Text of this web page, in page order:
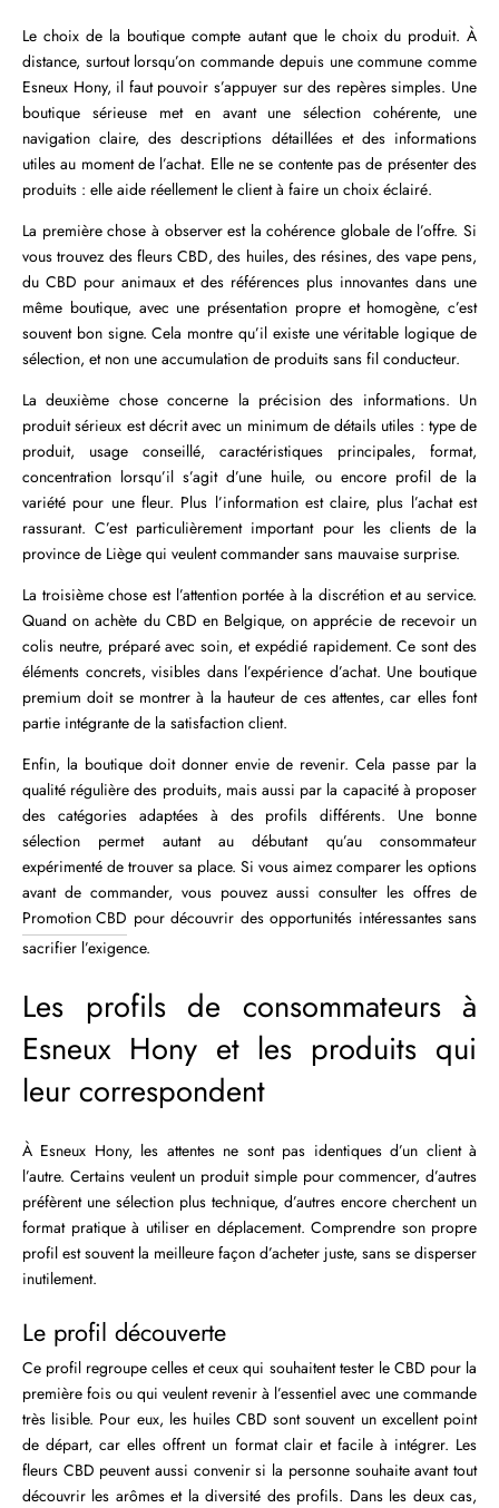
Le choix de la boutique compte autant que le choix du produit. À
distance, surtout lorsqu’on commande depuis une commune comme
Esneux Hony, il faut pouvoir s’appuyer sur des repères simples. Une
boutique sérieuse met en avant une sélection cohérente, une
navigation claire, des descriptions détaillées et des informations
utiles au moment de l’achat. Elle ne se contente pas de présenter des
produits : elle aide réellement le client à faire un choix éclairé.
La première chose à observer est la cohérence globale de l’offre. Si
vous trouvez des fleurs CBD, des huiles, des résines, des vape pens,
du CBD pour animaux et des références plus innovantes dans une
même boutique, avec une présentation propre et homogène, c’est
souvent bon signe. Cela montre qu’il existe une véritable logique de
sélection, et non une accumulation de produits sans fil conducteur.
La deuxième chose concerne la précision des informations. Un
produit sérieux est décrit avec un minimum de détails utiles : type de
produit, usage conseillé, caractéristiques principales, format,
concentration lorsqu’il s’agit d’une huile, ou encore profil de la
variété pour une fleur. Plus l’information est claire, plus l’achat est
rassurant. C’est particulièrement important pour les clients de la
province de Liège qui veulent commander sans mauvaise surprise.
La troisième chose est l’attention portée à la discrétion et au service.
Quand on achète du CBD en Belgique, on apprécie de recevoir un
colis neutre, préparé avec soin, et expédié rapidement. Ce sont des
éléments concrets, visibles dans l’expérience d’achat. Une boutique
premium doit se montrer à la hauteur de ces attentes, car elles font
partie intégrante de la satisfaction client.
Enfin, la boutique doit donner envie de revenir. Cela passe par la
qualité régulière des produits, mais aussi par la capacité à proposer
des catégories adaptées à des profils différents. Une bonne
sélection permet autant au débutant qu’au consommateur
expérimenté de trouver sa place. Si vous aimez comparer les options
avant de commander, vous pouvez aussi consulter les offres de
Promotion CBD pour découvrir des opportunités intéressantes sans
sacrifier l’exigence.
Les profils de consommateurs à
Esneux Hony et les produits qui
leur correspondent
À Esneux Hony, les attentes ne sont pas identiques d’un client à
l’autre. Certains veulent un produit simple pour commencer, d’autres
préfèrent une sélection plus technique, d’autres encore cherchent un
format pratique à utiliser en déplacement. Comprendre son propre
profil est souvent la meilleure façon d’acheter juste, sans se disperser
inutilement.
Le profil découverte
Ce profil regroupe celles et ceux qui souhaitent tester le CBD pour la
première fois ou qui veulent revenir à l’essentiel avec une commande
très lisible. Pour eux, les huiles CBD sont souvent un excellent point
de départ, car elles offrent un format clair et facile à intégrer. Les
fleurs CBD peuvent aussi convenir si la personne souhaite avant tout
découvrir les arômes et la diversité des profils. Dans les deux cas,